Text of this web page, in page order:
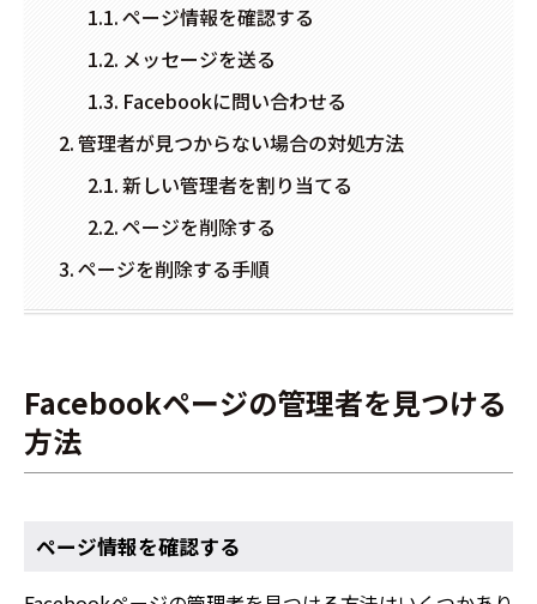
ページ情報を確認する
メッセージを送る
Facebookに問い合わせる
管理者が見つからない場合の対処方法
新しい管理者を割り当てる
ページを削除する
ページを削除する手順
Facebookページの管理者を見つける
方法
ページ情報を確認する